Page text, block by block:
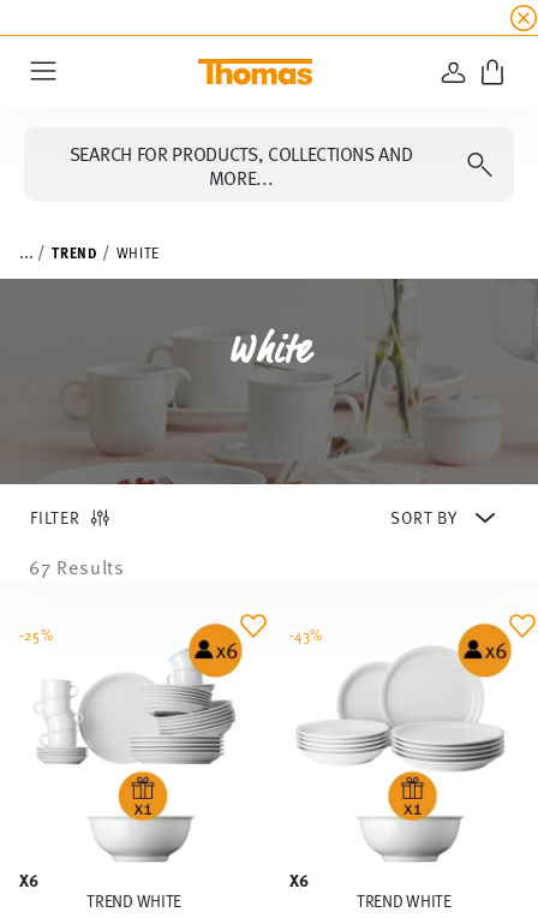
☀️ Up to 45% discount on all
LOGIN
SEARCH FOR PRODUCTS, COLLECTIONS AND
MORE...
... TREND WHITE
White
FILTER
67 Results
X6
TREND WHITE
-25%
X6
TREND WHITE
-43%